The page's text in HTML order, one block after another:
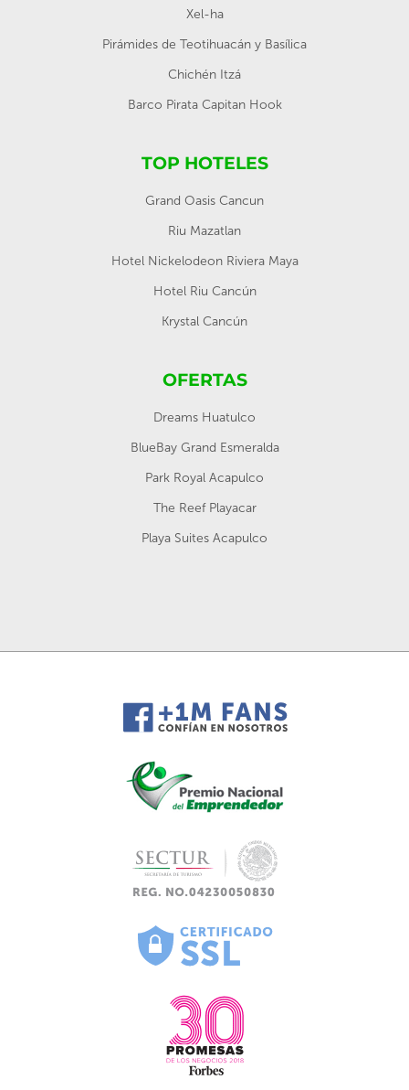
Xel-ha
Pirámides de Teotihuacán y Basílica
Chichén Itzá
Barco Pirata Capitan Hook
TOP HOTELES
Grand Oasis Cancun
Riu Mazatlan
Hotel Nickelodeon Riviera Maya
Hotel Riu Cancún
Krystal Cancún
OFERTAS
Dreams Huatulco
BlueBay Grand Esmeralda
Park Royal Acapulco
The Reef Playacar
Playa Suites Acapulco